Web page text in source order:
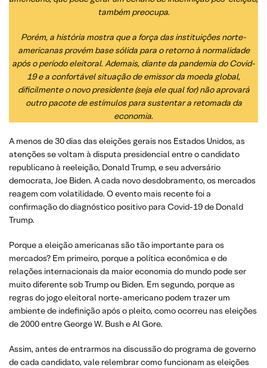
também preocupa.
Porém, a história mostra que a força das instituições norte-
americanas provém base sólida para o retorno à normalidade
após o período eleitoral. Ademais, diante da pandemia do Covid-
19 e a confortável situação de emissor da moeda global,
dificilmente o novo presidente (seja ele qual for) não aprovará
outro pacote de estímulos para sustentar a retomada da
economia.
A menos de 30 dias das eleições gerais nos Estados Unidos, as
atenções se voltam à disputa presidencial entre o candidato
republicano à reeleição, Donald Trump, e seu adversário
democrata, Joe Biden. A cada novo desdobramento, os mercados
reagem com volatilidade. O evento mais recente foi a
confirmação do diagnóstico positivo para Covid-19 de Donald
Trump.
Porque a eleição americanas são tão importante para os
mercados? Em primeiro, porque a política econômica e de
relações internacionais da maior economia do mundo pode ser
muito diferente sob Trump ou Biden. Em segundo, porque as
regras do jogo eleitoral norte-americano podem trazer um
ambiente de indefinição após o pleito, como ocorreu nas eleições
de 2000 entre George W. Bush e Al Gore.
Assim, antes de entrarmos na discussão do programa de governo
de cada candidato, vale relembrar como funcionam as eleições